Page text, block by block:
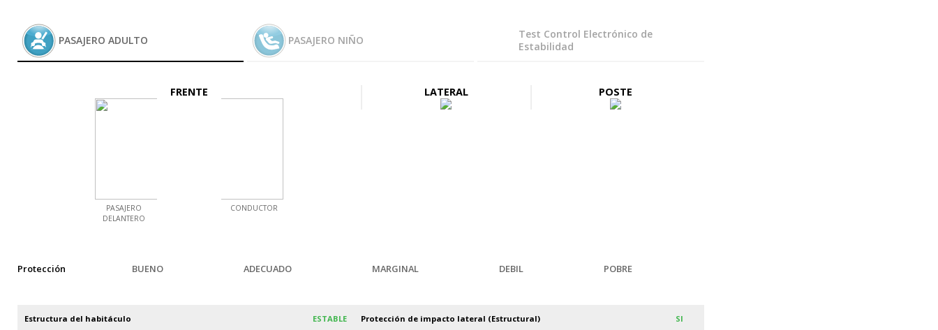
PASAJERO ADULTO PASAJERO NIÑO
Test Control Electrónico de
Estabilidad
FRENTE
PASAJERO
DELANTERO
CONDUCTOR
LATERAL POSTE
Protección BUENO ADECUADO MARGINAL DEBIL POBRE
Estructura del habitáculo ESTABLE Protección de impacto lateral (Estructural) SI